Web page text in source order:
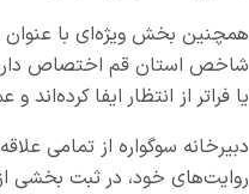
همچنین بخش ویژه‌ای با عنوان
شاخص استان قم اختصاص
یا فراتر از انتظار ایفا
دبیرخانه سوگواره از تمامی
روایت‌های خود، در ثبت بخشی